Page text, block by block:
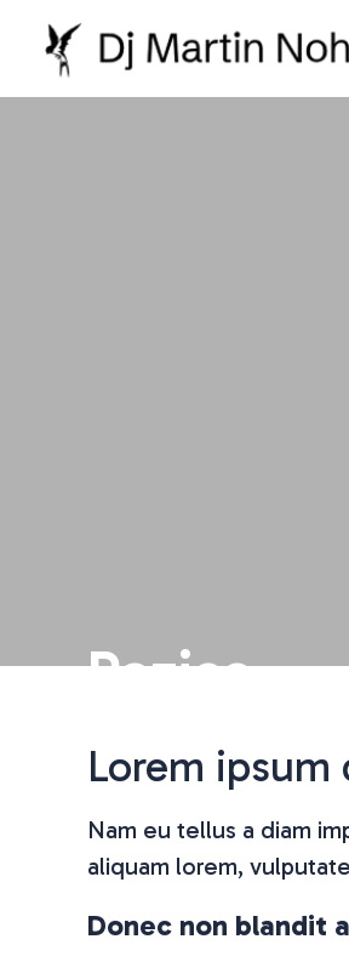
Pozice
Lorem
Nam eu tellus a diam
aliquam lorem,
Donec non blandit